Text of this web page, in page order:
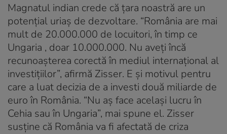
Magnatul indian crede că țara noastră are un
potențial uriaş de dezvoltare. “România are mai
mult de 20.000.000 de locuitori, în timp ce
Ungaria , doar 10.000.000. Nu aveți încă
recunoaşterea corectă în mediul internațional al
investițiilor”, afirmă Zisser. E şi motivul pentru
care a luat decizia de a investi două miliarde de
euro în România. “Nu aş face acelaşi lucru în
Cehia sau în Ungaria”, mai spune el. Zisser
susține că România va fi afectată de criza